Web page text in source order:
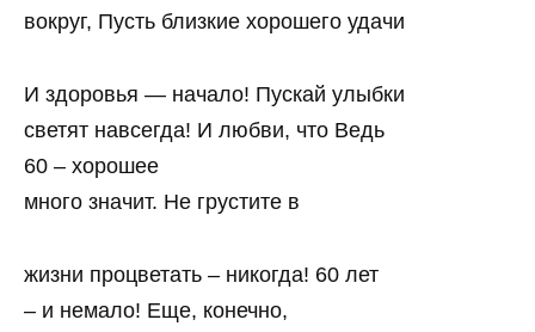
вокруг, Пусть близкие хорошего удачи
И здоровья — начало! Пускай улыбки
светят навсегда! И любви, что Ведь
60 – хорошее
много значит. Не грустите в
жизни процветать – никогда! 60 лет
– и немало! Еще, конечно,